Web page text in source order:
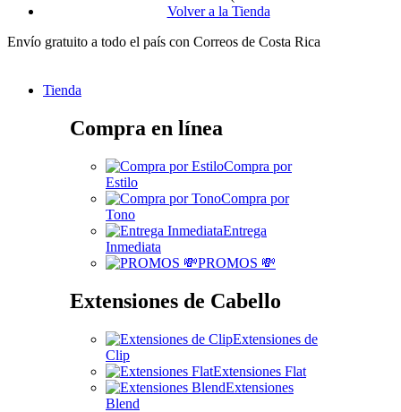
Volver a la Tienda
Envío gratuito a todo el país con Correos de Costa Rica
Tienda
Compra en línea
Compra por
Estilo
Compra por
Tono
Entrega
Inmediata
PROMOS 💸
Extensiones de Cabello
Extensiones de
Clip
Extensiones Flat
Extensiones
Blend